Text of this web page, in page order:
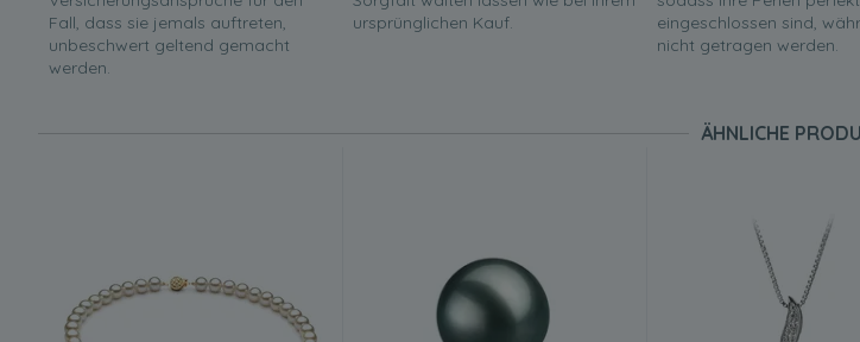
Fall, dass sie jemals auftreten,
unbeschwert geltend gemacht
werden.
ursprünglichen Kauf.
eingeschlossen sind,
nicht getragen werden.
ÄHNLICHE